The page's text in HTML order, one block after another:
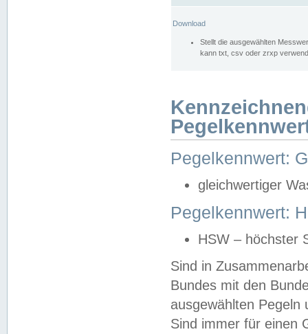
Download
Stellt die ausgewählten
kann txt, csv oder zrxp
Pegelkennwert:
gleichwertiger
Pegelkennwert:
HSW – höchster
Sind in
Bundes mit den
ausgewählten
Sind immer für einen